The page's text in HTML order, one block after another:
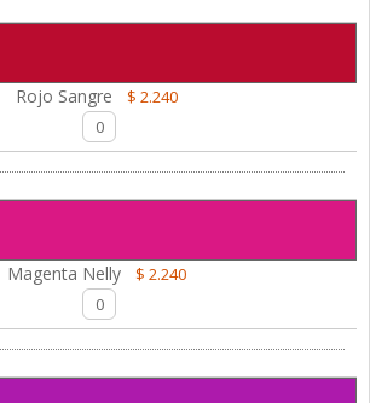
Rojo Sangre $ 2.240
Magenta Nelly $ 2.240